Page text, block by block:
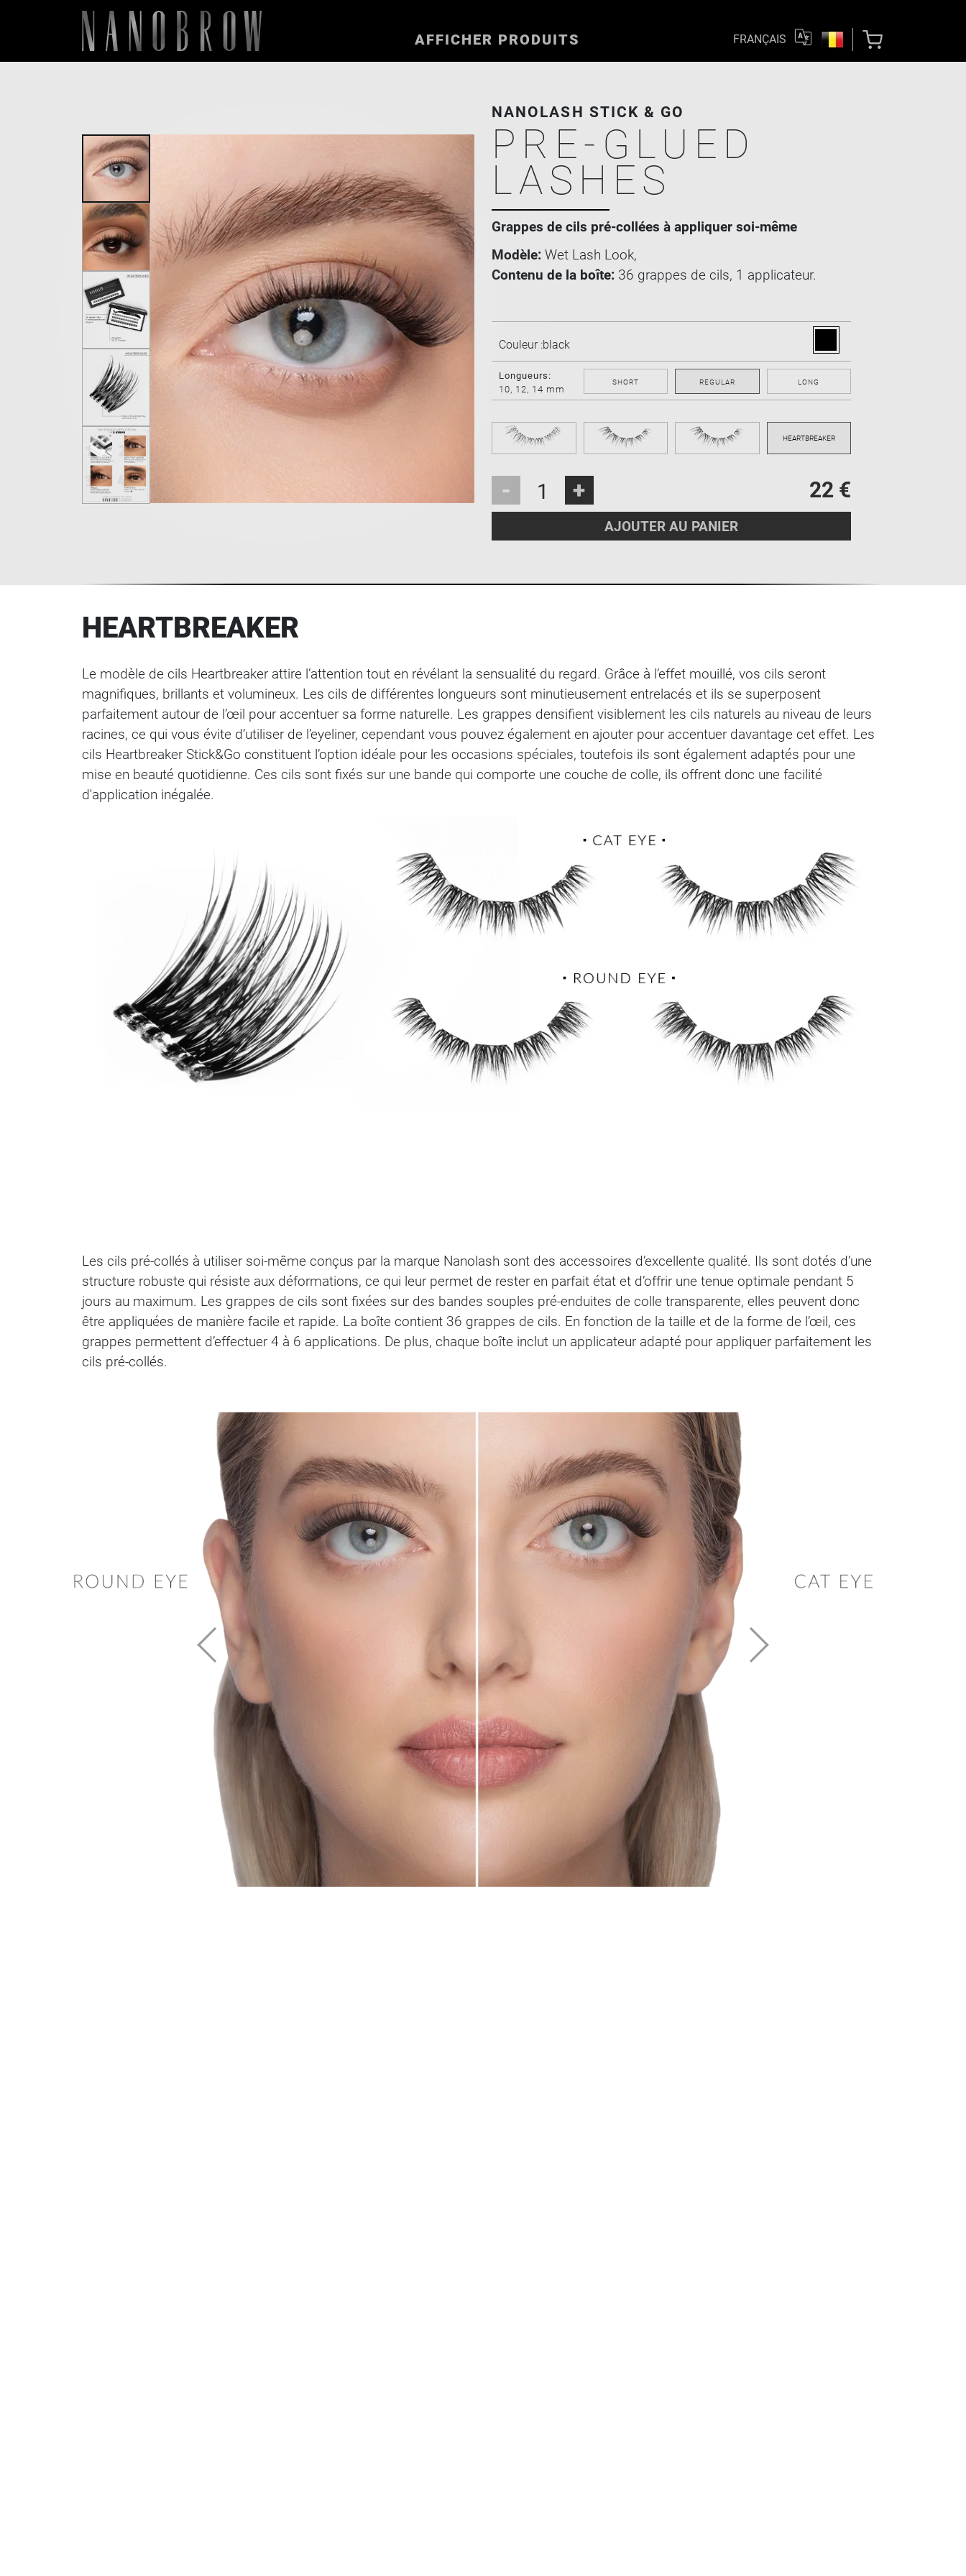
AFFICHER PRODUITS FRANÇAIS
NANOLASH STICK & GO
PRE-GLUED
LASHES
Grappes de cils pré-collées à appliquer soi-même
Modèle: Wet Lash Look,
Contenu de la boîte: 36 grappes de cils, 1 applicateur.
Couleur :black
Longueurs:
10, 12, 14 mm
SHORT REGULAR LONG
- + 22 €
AJOUTER AU PANIER
HEARTBREAKER
Le modèle de cils Heartbreaker attire l’attention tout en révélant la sensualité du regard. Grâce à l’effet mouillé, vos cils seront
magnifiques, brillants et volumineux. Les cils de différentes longueurs sont minutieusement entrelacés et ils se superposent
parfaitement autour de l’œil pour accentuer sa forme naturelle. Les grappes densifient visiblement les cils naturels au niveau de leurs
racines, ce qui vous évite d’utiliser de l’eyeliner, cependant vous pouvez également en ajouter pour accentuer davantage cet effet. Les
cils Heartbreaker Stick&Go constituent l’option idéale pour les occasions spéciales, toutefois ils sont également adaptés pour une
mise en beauté quotidienne. Ces cils sont fixés sur une bande qui comporte une couche de colle, ils offrent donc une facilité
d'application inégalée.
Les cils pré-collés à utiliser soi-même conçus par la marque Nanolash sont des accessoires d’excellente qualité. Ils sont dotés d’une
structure robuste qui résiste aux déformations, ce qui leur permet de rester en parfait état et d’offrir une tenue optimale pendant 5
jours au maximum. Les grappes de cils sont fixées sur des bandes souples pré-enduites de colle transparente, elles peuvent donc
être appliquées de manière facile et rapide. La boîte contient 36 grappes de cils. En fonction de la taille et de la forme de l’œil, ces
grappes permettent d’effectuer 4 à 6 applications. De plus, chaque boîte inclut un applicateur adapté pour appliquer parfaitement les
cils pré-collés.